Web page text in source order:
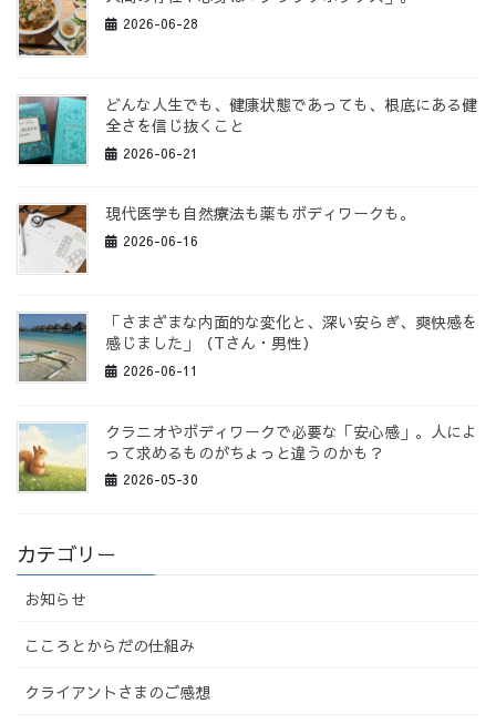
2026-06-28
どんな人生でも、健康状態であっても、根底にある健
全さを信じ抜くこと
2026-06-21
現代医学も自然療法も薬もボディワークも。
2026-06-16
「さまざまな内面的な変化と、深い安らぎ、爽快感を
感じました」（Tさん・男性）
2026-06-11
クラニオやボディワークで必要な「安心感」。人によ
って求めるものがちょっと違うのかも？
2026-05-30
カテゴリー
お知らせ
こころとからだの仕組み
クライアントさまのご感想